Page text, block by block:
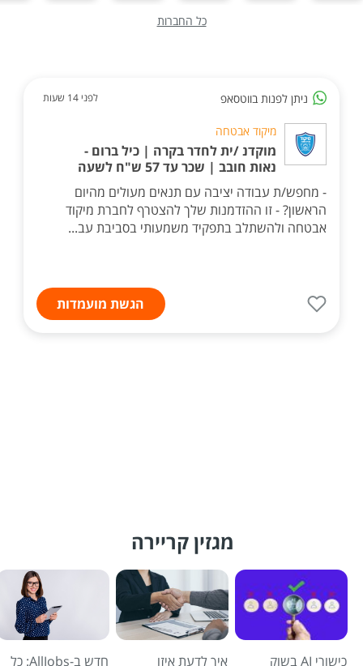
כל החברות
ניתן לפנות בווטסאפ לפני 14 שעות
מיקוד אבטחה
מוקדנ /ית לחדר בקרה | כיל ברום -
נאות חובב | שכר עד 57 ש"ח לשעה
- מחפש/ת עבודה יציבה עם תנאים מעולים מהיום
הראשון? - זו ההזדמנות שלך להצטרף לחברת מיקוד
אבטחה ולהשתלב בתפקיד משמעותי בסביבת עב...
הגשת מועמדות
מגזין קריירה
כישורי AI בשוק
איך לדעת איזו
חדש ב-AllJobs: כל